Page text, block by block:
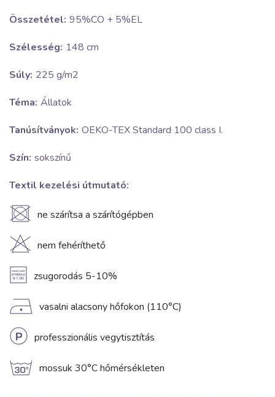
Összetétel: 95%CO + 5%EL
Szélesség: 148 cm
Súly: 225 g/m2
Téma: Állatok
Tanúsítványok: OEKO-TEX Standard 100 class I.
Szín: sokszínű
Textil kezelési útmutató:
U ne szárítsa a szárítógépben
H nem fehéríthető
A zsugorodás 5-10%
D vasalni alacsony hőfokon (110°C)
L professzionális vegytisztítás
g mossuk 30°C hőmérsékleten